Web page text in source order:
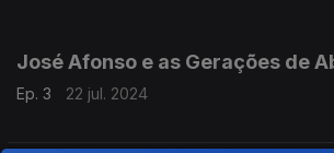
José Afonso e as Gerações de
Ep. 3 22 jul. 2024